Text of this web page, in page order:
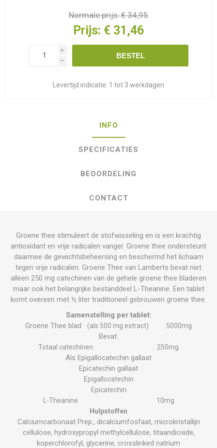
Normale prijs:€ 34,95
Prijs: € 31,46
i
h
BESTEL
Levertijd indicatie: 1 tot 3 werkdagen
INFO
SPECIFICATIES
BEOORDELING
CONTACT
Groene thee stimuleert de stofwisseling en is een krachtig
antioxidant en vrije radicalen vanger. Groene thee ondersteunt
daarmee de gewichtsbeheersing en beschermd het lichaam
tegen vrije radicalen. Groene Thee van Lamberts bevat niet
alleen 250 mg catechinen van de gehele groene thee bladeren
maar ook het belangrijke bestanddeel L-Theanine. Een tablet
komt overeen met ½ liter traditioneel gebrouwen groene thee.
Samenstelling per tablet:
Groene Thee blad
(als 500 mg extract) 5000mg
Bevat:
Totaal catechinen 250mg
Als Epigallocatechin gallaat
Epicatechin gallaat
Epigallocatechin
Epicatechin
L-Theanine 10mg
Hulpstoffen
Calciumcarbonaat Prep., dicalciumfosfaat, microkristallijn
cellulose, hydroxypropyl methylcellulose, titaandioxide,
koperchlorofyl, glycerine, crosslinked natrium